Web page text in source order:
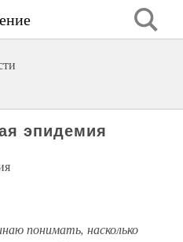
эпидемия
понимать, насколько